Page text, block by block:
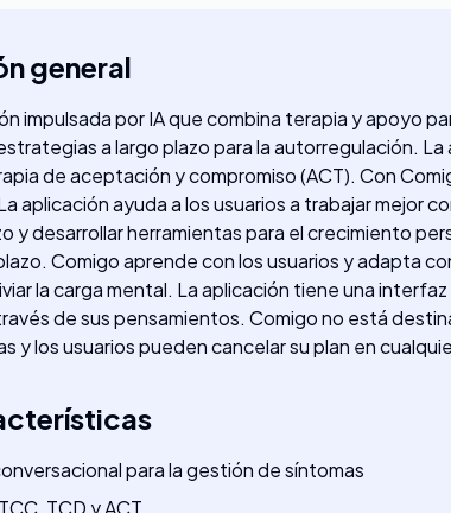
general
impulsada por IA que combina terapia y apoyo
a largo plazo para la autorregulación.
de aceptación y compromiso (ACT). Con
aplicación ayuda a los usuarios a trabajar
y desarrollar herramientas para el crecimiento
Comigo aprende con los usuarios y adapta
la carga mental. La aplicación tiene una
de sus pensamientos. Comigo no está
y los usuarios pueden cancelar su plan en
para la gestión de síntomas
TCD y ACT